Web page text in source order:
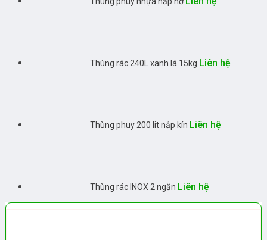
Thùng rác 240L xanh lá 15kg Liên hệ
Thùng phuy 200 lit nắp kín Liên hệ
Thùng rác INOX 2 ngăn Liên hệ